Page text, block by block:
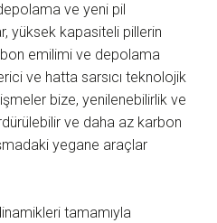
ve yeni pil
yüksek kapasiteli pillerin
emilimi ve depolama
ve hatta sarsıcı teknolojik
bize, yenilenebilirlik ve
ve daha az karbon
yegane araçlar
tamamıyla